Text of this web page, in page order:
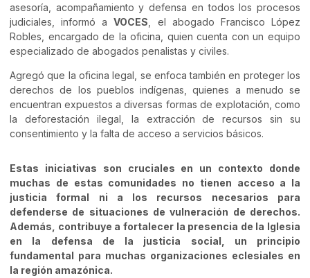
asesoría, acompañamiento y defensa en todos los procesos
judiciales, informó aVOCES , el abogado Francisco López
Robles, encargado de la oficina, quien cuenta con un equipo
especializado de abogados penalistas y civiles.
Agregó que la oficina legal, se enfoca también en proteger los
derechos de los pueblos indígenas, quienes a menudo se
encuentran expuestos a diversas formas de explotación, como
la deforestación ilegal, la extracción de recursos sin su
consentimiento y la falta de acceso a servicios básicos.
Estas iniciativas son cruciales en un contexto donde
muchas de estas comunidades no tienen acceso a la
justicia formal ni a los recursos necesarios para
defenderse de situaciones de vulneración de derechos.
Además, contribuye a fortalecer la presencia de la Iglesia
en la defensa de la justicia social, un principio
fundamental para muchas organizaciones eclesiales en
la región amazónica.